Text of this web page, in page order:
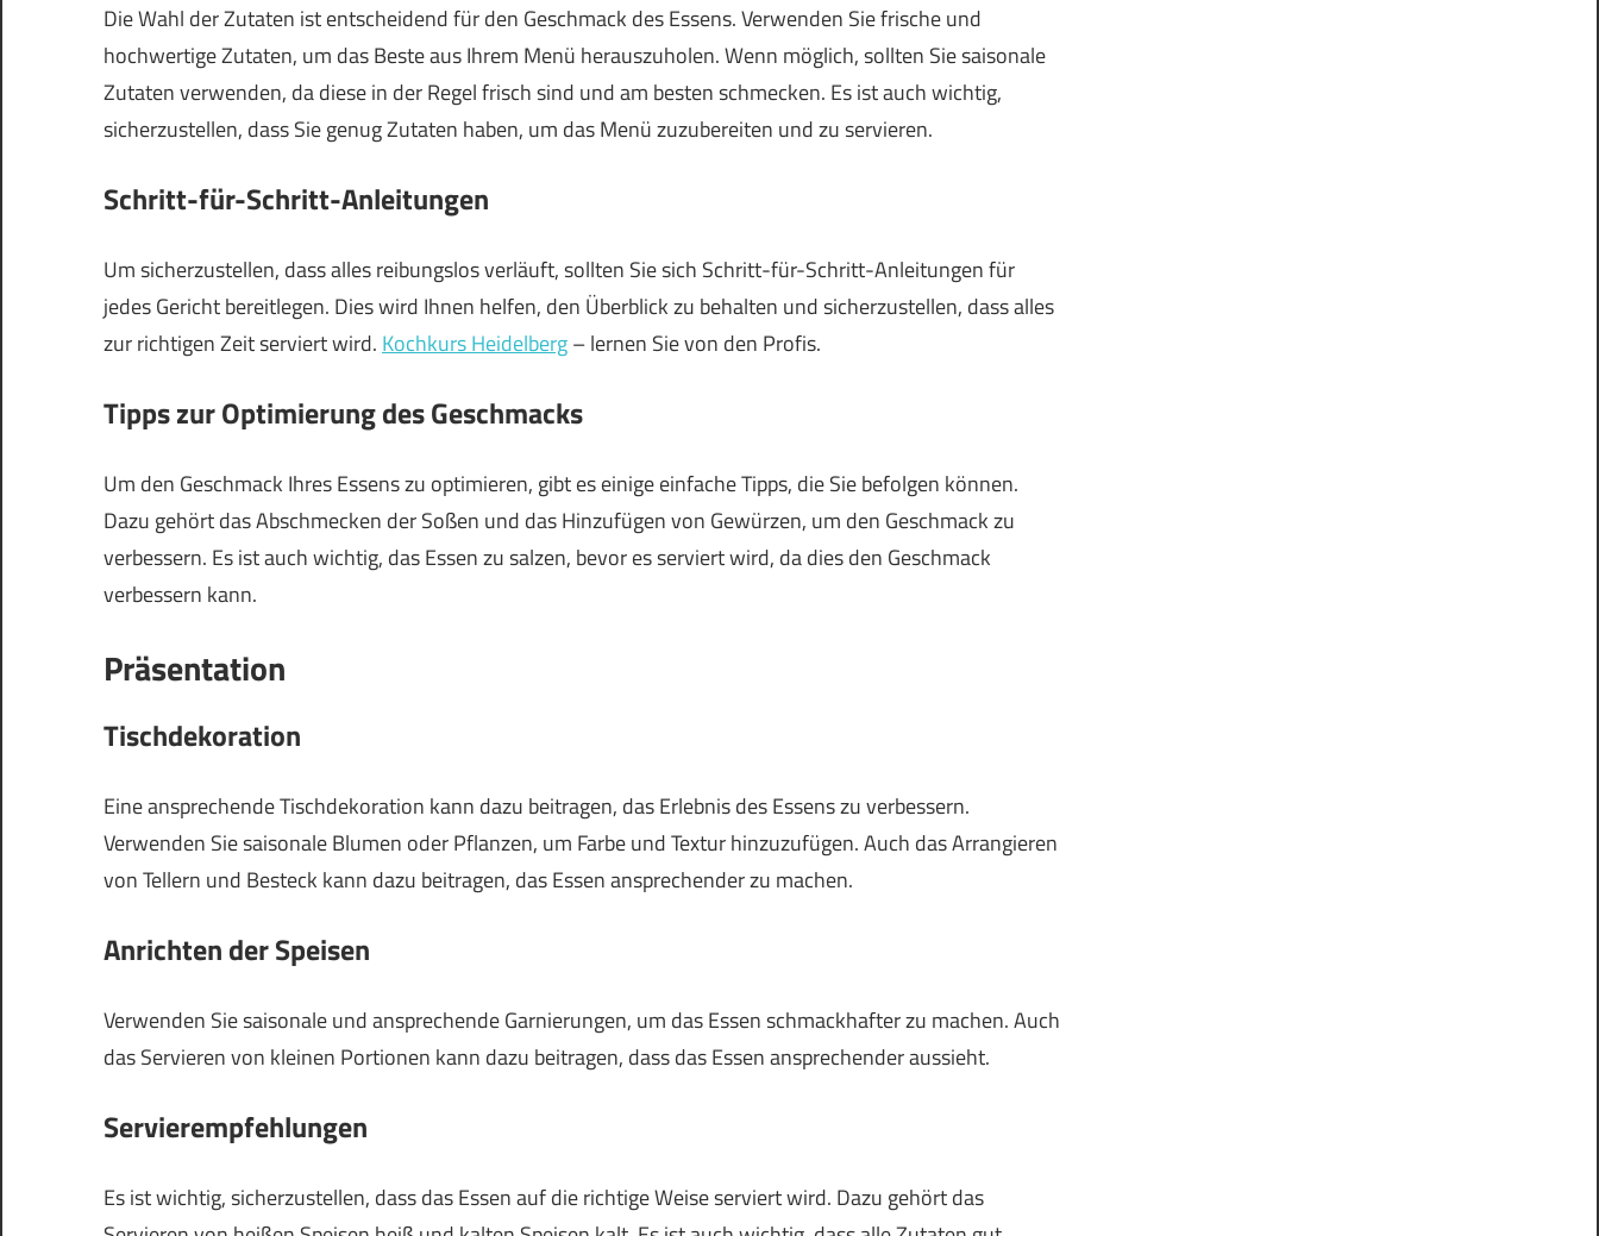
Die Wahl der Zutaten ist entscheidend für den Geschmack des Essens. Verwenden Sie frische und
hochwertige Zutaten, um das Beste aus Ihrem Menü herauszuholen. Wenn möglich, sollten Sie saisonale
Zutaten verwenden, da diese in der Regel frisch sind und am besten schmecken. Es ist auch wichtig,
sicherzustellen, dass Sie genug Zutaten haben, um das Menü zuzubereiten und zu servieren.
Schritt-für-Schritt-Anleitungen
Um sicherzustellen, dass alles reibungslos verläuft, sollten Sie sich Schritt-für-Schritt-Anleitungen für
jedes Gericht bereitlegen. Dies wird Ihnen helfen, den Überblick zu behalten und sicherzustellen, dass alles
zur richtigen Zeit serviert wird. Kochkurs Heidelberg– lernen Sie von den Profis.
Tipps zur Optimierung des Geschmacks
Um den Geschmack Ihres Essens zu optimieren, gibt es einige einfache Tipps, die Sie befolgen können.
Dazu gehört das Abschmecken der Soßen und das Hinzufügen von Gewürzen, um den Geschmack zu
verbessern. Es ist auch wichtig, das Essen zu salzen, bevor es serviert wird, da dies den Geschmack
verbessern kann.
Präsentation
Tischdekoration
Eine ansprechende Tischdekoration kann dazu beitragen, das Erlebnis des Essens zu verbessern.
Verwenden Sie saisonale Blumen oder Pflanzen, um Farbe und Textur hinzuzufügen. Auch das Arrangieren
von Tellern und Besteck kann dazu beitragen, das Essen ansprechender zu machen.
Anrichten der Speisen
Verwenden Sie saisonale und ansprechende Garnierungen, um das Essen schmackhafter zu machen. Auch
das Servieren von kleinen Portionen kann dazu beitragen, dass das Essen ansprechender aussieht.
Servierempfehlungen
Es ist wichtig, sicherzustellen, dass das Essen auf die richtige Weise serviert wird. Dazu gehört das